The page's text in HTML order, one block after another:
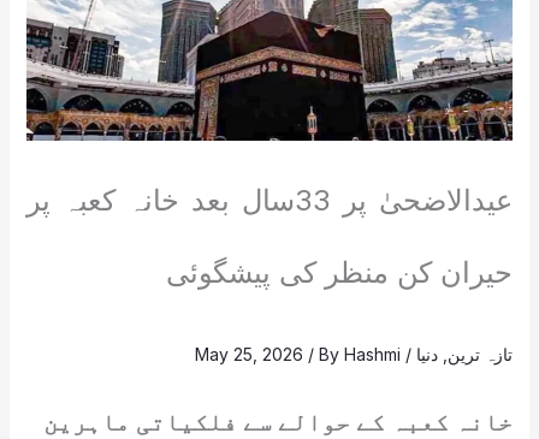
عیدالاضحیٰ پر 33سال بعد خانہ کعبہ پر
حیران کن منظر کی پیشگوئی
تازہ ترین دنیا /
May 25, 2026 / ByHashmi
خانہ کعبہ کے حوالے سے فلکیاتی ماہرین